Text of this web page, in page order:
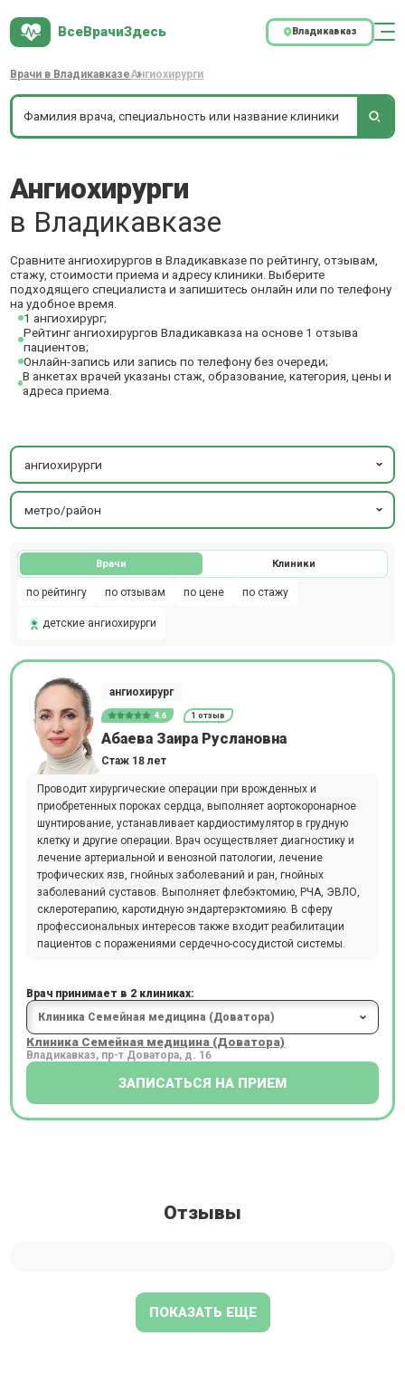
ВсеВрачиЗдесь Владикавказ
Врачи в ВладикавказеАнгиохирурги
Ангиохирурги
в Владикавказе
Сравните ангиохирургов в Владикавказе по рейтингу, отзывам,
стажу, стоимости приема и адресу клиники. Выберите
подходящего специалиста и запишитесь онлайн или по телефону
на удобное время.
1 ангиохирург;
Рейтинг ангиохирургов Владикавказа на основе 1 отзыва
пациентов;
Онлайн-запись или запись по телефону без очереди;
В анкетах врачей указаны стаж, образование, категория, цены и
адреса приема.
ангиохирурги
метро/район
Врачи Клиники
по рейтингу по отзывам по цене по стажу
детские ангиохирурги
ангиохирург
4.6 1 отзыв
Абаева Заира Руслановна
Стаж 18 лет
Проводит хирургические операции при врожденных и
приобретенных пороках сердца, выполняет аортокоронарное
шунтирование, устанавливает кардиостимулятор в грудную
клетку и другие операции. Врач осуществляет диагностику и
лечение артериальной и венозной патологии, лечение
трофических язв, гнойных заболеваний и ран, гнойных
заболеваний суставов. Выполняет флебэктомию, РЧА, ЭВЛО,
склеротерапию, каротидную эндартерэктомияю. В сферу
профессиональных интересов также входит реабилитации
пациентов с поражениями сердечно-сосудистой системы.
Врач принимает в 2 клиниках:
Клиника Семейная медицина (Доватора)
Владикавказ, пр-т Доватора, д. 16
ЗАПИСАТЬСЯ НА ПРИЕМ
Отзывы
ПОКАЗАТЬ ЕЩЕ